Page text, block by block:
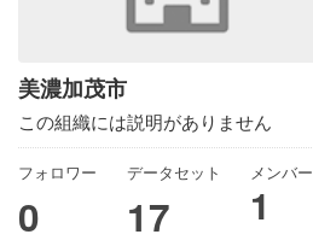
美濃加茂市
この組織には説明がありません
フォロワー
0
データセット
17
メンバー
1